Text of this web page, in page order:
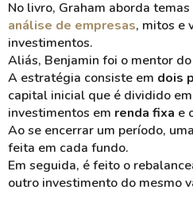
No livro, Graham aborda
análise de empresas, mitos e
investimentos.
Aliás, Benjamin foi o mentor
A estratégia consiste em dois
capital inicial que é dividido
investimentos em renda fixa e
Ao se encerrar um período,
feita em cada fundo.
Em seguida, é feito o
outro investimento do mesmo